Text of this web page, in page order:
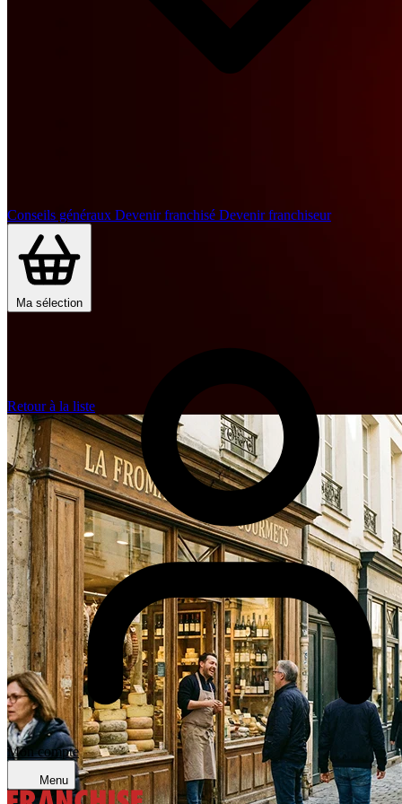
Conseils généraux Devenir franchisé Devenir franchiseur
Ma sélection
Mon compte
Menu
Retour à la liste